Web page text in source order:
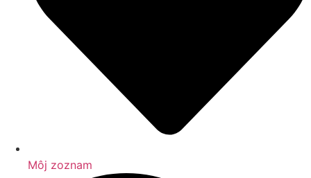
Môj zoznam